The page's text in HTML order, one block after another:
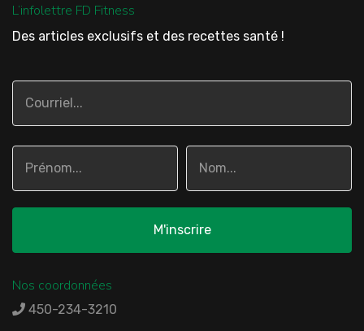
L’infolettre FD Fitness
Des articles exclusifs et des recettes santé !
Nos coordonnées
450-234-3210